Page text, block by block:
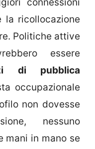
la ricollocazione
Politiche attive
essere
di pubblica
occupazionale
non dovesse
nessuno
mani in mano se